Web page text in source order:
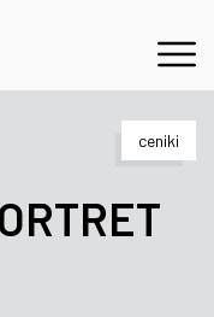
ceniki